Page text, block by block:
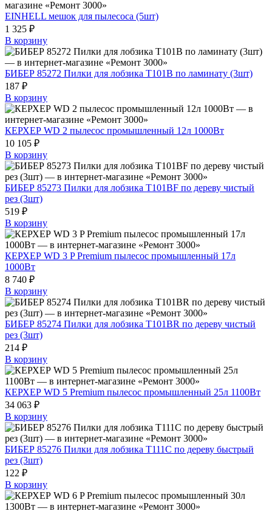
EINHELL мешок для пылесоса (5шт)
1 325 ₽
В корзину
БИБЕР 85272 Пилки для лобзика T101B по ламинату (3шт)
187 ₽
В корзину
КЕРХЕР WD 2 пылесос промышленный 12л 1000Вт
10 105 ₽
В корзину
БИБЕР 85273 Пилки для лобзика Т101ВF по дереву чистый
рез (3шт)
519 ₽
В корзину
КЕРХЕР WD 3 P Premium пылесос промышленный 17л
1000Вт
8 740 ₽
В корзину
БИБЕР 85274 Пилки для лобзика Т101ВR по дереву чистый
рез (3шт)
214 ₽
В корзину
КЕРХЕР WD 5 Premium пылесос промышленный 25л 1100Вт
34 063 ₽
В корзину
БИБЕР 85276 Пилки для лобзика Т111С по дереву быстрый
рез (3шт)
122 ₽
В корзину